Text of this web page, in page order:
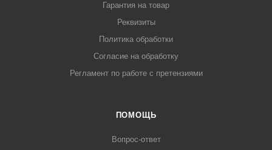
Гарантия на товар
Реквизиты
Политика обработки
Согласие на обработку
Регламент по работе с претензиями
ПОМОЩЬ
Вопрос-ответ